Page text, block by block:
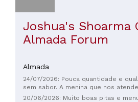
Joshua's Shoarma
Almada Forum
Almada
24/07/2026: Pouca quantidade e
sem sabor. A menina que nos
20/06/2026: Muito boas pitas e